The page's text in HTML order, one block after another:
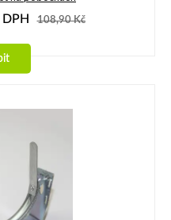
DPH 108,90Kč